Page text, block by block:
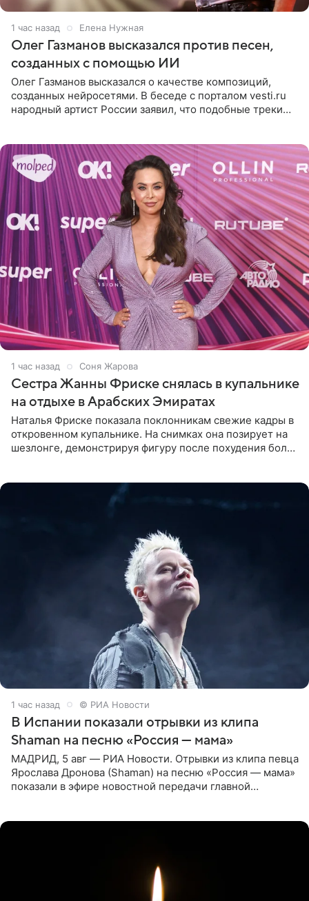
1 час назад Елена Нужная
Олег Газманов высказался против песен,
созданных с помощью ИИ
Олег Газманов высказался о качестве композиций,
созданных нейросетями. В беседе с порталом vesti.ru
народный артист России заявил, что подобные треки
1 час назад Соня Жарова
Сестра Жанны Фриске снялась в купальнике
на отдыхе в Арабских Эмиратах
Наталья Фриске показала поклонникам свежие кадры в
откровенном купальнике. На снимках она позирует на
шезлонге, демонстрируя фигуру после похудения более
1 час назад © РИА Новости
В Испании показали отрывки из клипа
Shaman на песню «Россия — мама»
МАДРИД, 5 авг — РИА Новости. Отрывки из клипа певца
Ярослава Дронова (Shaman) на песню «Россия — мама»
показали в эфире новостной передачи главной